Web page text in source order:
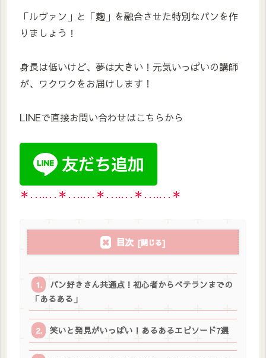
「ルヴァン」と「麹」を融合させた特別なパンを作
りましょう！
身長は低いけど、夢は大きい！元気いっぱいの講師
が、ワクワクをお届けします！
LINEで直接お問い合わせはこちらから
＊‥…‥＊‥…‥＊‥…‥＊‥…‥＊
目次
パン好きさん共通点！初心者からベテランまでの
「あるある」
笑いと発見がいっぱい！あるあるエピソード7選